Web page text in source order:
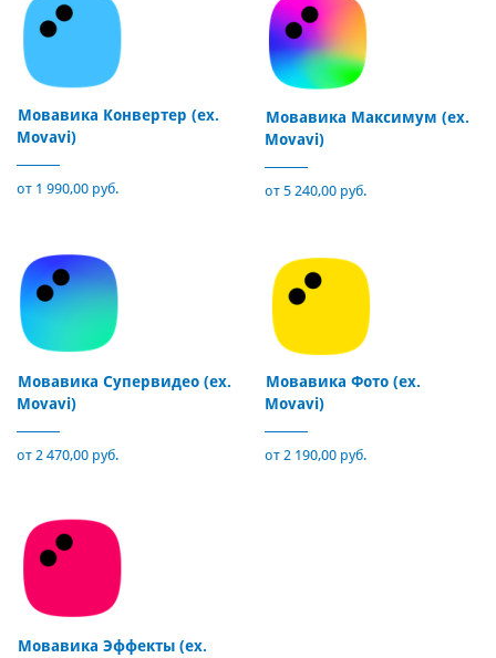
Мовавика Конвертер (ex.
Movavi)
от 1 990,00 руб.
Мовавика Максимум (ex.
Movavi)
от 5 240,00 руб.
Мовавика Супервидео (ex.
Movavi)
от 2 470,00 руб.
Мовавика Фото (ex.
Movavi)
от 2 190,00 руб.
Мовавика Эффекты (ex.